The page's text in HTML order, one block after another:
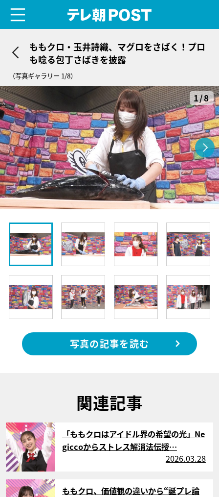
ももクロ・玉井詩織、マグロをさばく！プロ
も唸る包丁さばきを披露
（写真ギャラリー 1/8）
1/8
写真の記事を読む
関連記事
サムネイル
「ももクロはアイドル界の希望の光」Ne
giccoからストレス解消法伝授…
2026.03.28
サムネイル
ももクロ、価値観の違いから“誕プレ論